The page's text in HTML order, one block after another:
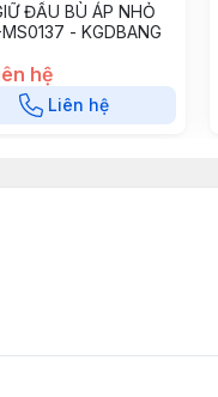
ĐẦU BÙ ÁP NHỎ
- KGDBANG
hệ
Liên hệ